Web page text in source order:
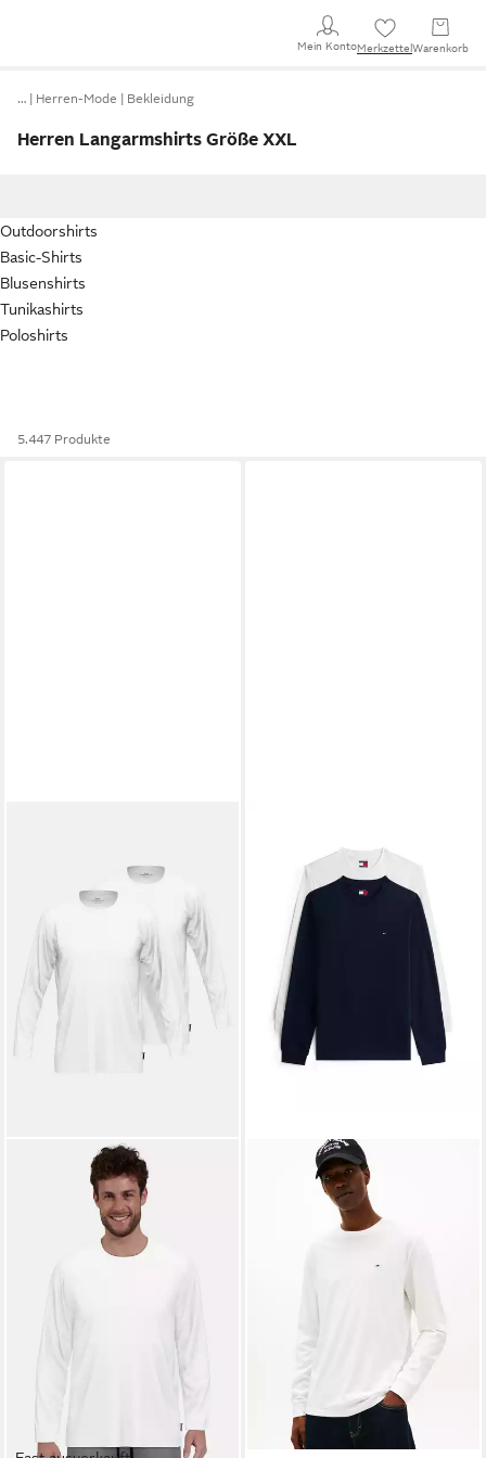
Mein KontoMerkzettel Warenkorb
… Herren-Mode Bekleidung
Herren Langarmshirts Größe XXL
Outdoorshirts
Basic-Shirts
Blusenshirts
Tunikashirts
Poloshirts
5.447 Produkte